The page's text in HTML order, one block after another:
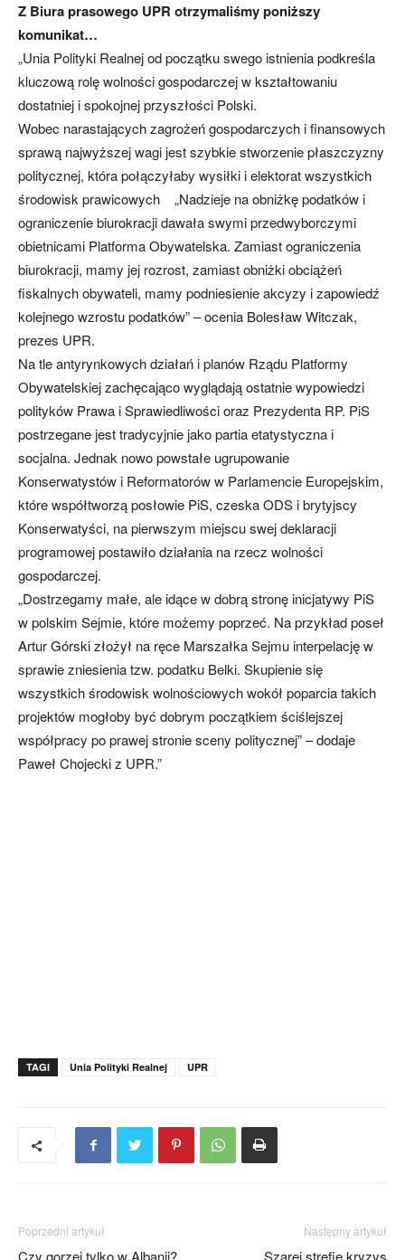
Z Biura prasowego UPR otrzymaliśmy poniższy
komunikat…
„Unia Polityki Realnej od początku swego istnienia podkreśla
kluczową rolę wolności gospodarczej w kształtowaniu
dostatniej i spokojnej przyszłości Polski.
Wobec narastających zagrożeń gospodarczych i finansowych
sprawą najwyższej wagi jest szybkie stworzenie płaszczyzny
politycznej, która połączyłaby wysiłki i elektorat wszystkich
środowisk prawicowych „Nadzieje na obniżkę podatków i
ograniczenie biurokracji dawała swymi przedwyborczymi
obietnicami Platforma Obywatelska. Zamiast ograniczenia
biurokracji, mamy jej rozrost, zamiast obniżki obciążeń
fiskalnych obywateli, mamy podniesienie akcyzy i zapowiedź
kolejnego wzrostu podatków” – ocenia Bolesław Witczak,
prezes UPR.
Na tle antyrynkowych działań i planów Rządu Platformy
Obywatelskiej zachęcająco wyglądają ostatnie wypowiedzi
polityków Prawa i Sprawiedliwości oraz Prezydenta RP. PiS
postrzegane jest tradycyjnie jako partia etatystyczna i
socjalna. Jednak nowo powstałe ugrupowanie
Konserwatystów i Reformatorów w Parlamencie Europejskim,
które współtworzą posłowie PiS, czeska ODS i brytyjscy
Konserwatyści, na pierwszym miejscu swej deklaracji
programowej postawiło działania na rzecz wolności
gospodarczej.
„Dostrzegamy małe, ale idące w dobrą stronę inicjatywy PiS
w polskim Sejmie, które możemy poprzeć. Na przykład poseł
Artur Górski złożył na ręce Marszałka Sejmu interpelację w
sprawie zniesienia tzw. podatku Belki. Skupienie się
wszystkich środowisk wolnościowych wokół poparcia takich
projektów mogłoby być dobrym początkiem ściślejszej
współpracy po prawej stronie sceny politycznej” – dodaje
Paweł Chojecki z UPR.”
TAGI Unia Polityki Realnej UPR
Poprzedni artykuł
Czy gorzej tylko w Albanii?
Następny artykuł
Szarej strefie kryzys